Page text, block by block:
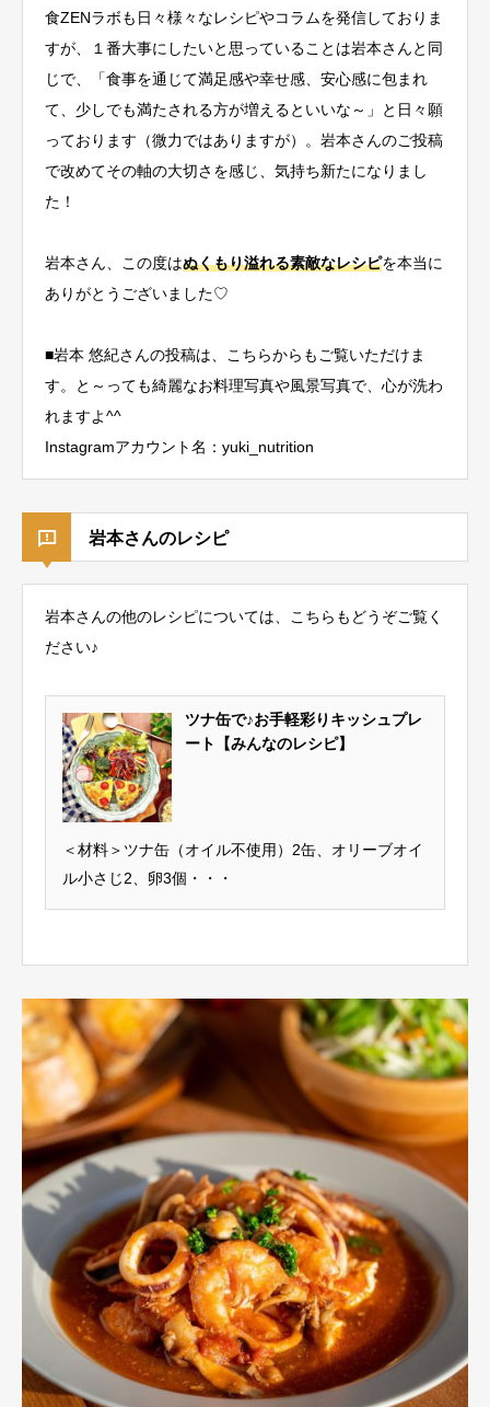
食ZENラボも日々様々なレシピやコラムを発信しておりま
すが、１番大事にしたいと思っていることは岩本さんと同
じで、「食事を通じて満足感や幸せ感、安心感に包まれ
て、少しでも満たされる方が増えるといいな～」と日々願
っております（微力ではありますが）。岩本さんのご投稿
で改めてその軸の大切さを感じ、気持ち新たになりまし
た！
岩本さん、この度はぬくもり溢れる素敵なレシピを本当に
ありがとうございました♡
■岩本 悠紀さんの投稿は、こちらからもご覧いただけま
す。と～っても綺麗なお料理写真や風景写真で、心が洗わ
れますよ^^
Instagramアカウント名：yuki_nutrition
岩本さんのレシピ
岩本さんの他のレシピについては、こちらもどうぞご覧く
ださい♪
ツナ缶で♪お手軽彩りキッシュプレ
ート【みんなのレシピ】
＜材料＞ツナ缶（オイル不使用）2缶、オリーブオイ
ル小さじ2、卵3個・・・